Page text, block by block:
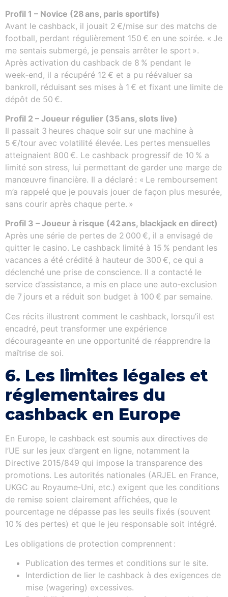
Profil 1 – Novice (28 ans, paris sportifs)
Avant le cashback, il jouait 2 €/mise sur des matchs de
football, perdant régulièrement 150 € en une soirée. « Je
me sentais submergé, je pensais arrêter le sport ».
Après activation du cashback de 8 % pendant le
week‑end, il a récupéré 12 € et a pu réévaluer sa
bankroll, réduisant ses mises à 1 € et fixant une limite de
dépôt de 50 €.
Profil 2 – Joueur régulier (35 ans, slots live)
Il passait 3 heures chaque soir sur une machine à
5 €/tour avec volatilité élevée. Les pertes mensuelles
atteignaient 800 €. Le cashback progressif de 10 % a
limité son stress, lui permettant de garder une marge de
manœuvre financière. Il a déclaré : « Le remboursement
m’a rappelé que je pouvais jouer de façon plus mesurée,
sans courir après chaque perte. »
Profil 3 – Joueur à risque (42 ans, blackjack en direct)
Après une série de pertes de 2 000 €, il a envisagé de
quitter le casino. Le cashback limité à 15 % pendant les
vacances a été crédité à hauteur de 300 €, ce qui a
déclenché une prise de conscience. Il a contacté le
service d’assistance, a mis en place une auto‑exclusion
de 7 jours et a réduit son budget à 100 € par semaine.
Ces récits illustrent comment le cashback, lorsqu’il est
encadré, peut transformer une expérience
décourageante en une opportunité de réapprendre la
maîtrise de soi.
6. Les limites légales et
réglementaires du
cashback en Europe
En Europe, le cashback est soumis aux directives de
l’UE sur les jeux d’argent en ligne, notamment la
Directive 2015/849 qui impose la transparence des
promotions. Les autorités nationales (ARJEL en France,
UKGC au Royaume‑Uni, etc.) exigent que les conditions
de remise soient clairement affichées, que le
pourcentage ne dépasse pas les seuils fixés (souvent
10 % des pertes) et que le jeu responsable soit intégré.
Les obligations de protection comprennent :
Publication des termes et conditions sur le site.
Interdiction de lier le cashback à des exigences de
mise (wagering) excessives.